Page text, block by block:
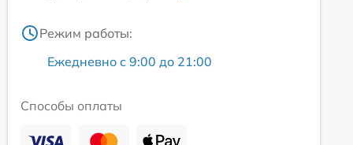
Режим работы:
Ежедневно с 9:00 до 21:00
Способы оплаты